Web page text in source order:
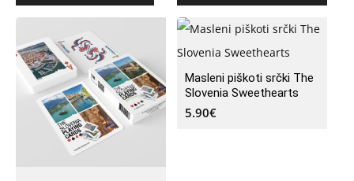
Masleni piškoti srčki The
Slovenia Sweethearts
5.90€